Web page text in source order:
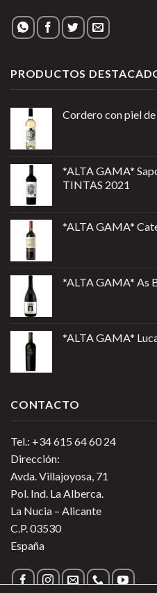
PRODUCTOS
Cordero con piel
*ALTA GAMA*
TINTAS 2021
*ALTA GAMA*
*ALTA GAMA* As
*ALTA GAMA*
CONTACTO
Tel.: +34 615 64 60 24
Dirección:
Avda. Villajoyosa, 71
Pol. Ind. La Alberca.
La Nucia – Alicante
C.P. 03530
España